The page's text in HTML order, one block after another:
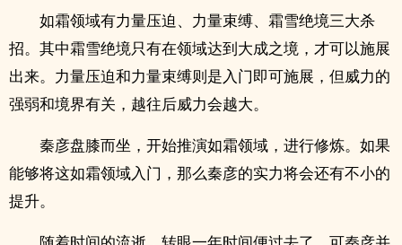
如霜领域有力量压迫、力量束缚、霜雪绝境三大杀
招。其中霜雪绝境只有在领域达到大成之境，才可以施展
出来。力量压迫和力量束缚则是入门即可施展，但威力的
强弱和境界有关，越往后威力会越大。
秦彦盘膝而坐，开始推演如霜领域，进行修炼。如果
能够将这如霜领域入门，那么秦彦的实力将会还有不小的
提升。